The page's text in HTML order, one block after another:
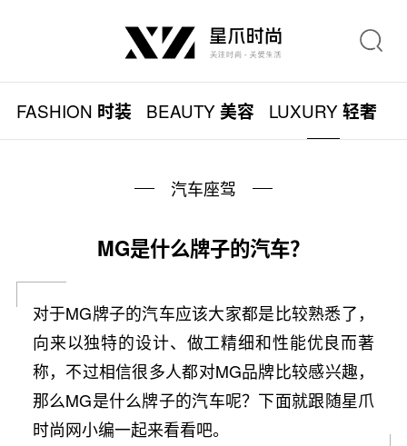
FASHION 时装 BEAUTY美容 LUXURY轻奢
汽车座驾
MG是什么牌子的汽车？
对于MG牌子的汽车应该大家都是比较熟悉了，
向来以独特的设计、做工精细和性能优良而著
称，不过相信很多人都对MG品牌比较感兴趣，
那么MG是什么牌子的汽车呢？下面就跟随星爪
时尚网小编一起来看看吧。